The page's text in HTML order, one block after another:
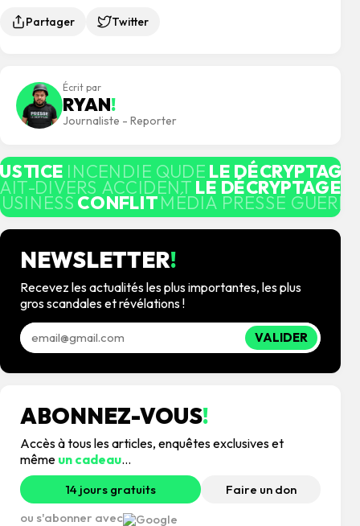
Partager Twitter
Écrit par
RYAN!
Journaliste - Reporter
INCENDIE QUDE LE DÉCRYPTAGE
DIVERS ACCIDENT LE DÉCRYPTAGE
CONFLIT MÉDIA PRESSE
NEWSLETTER!
Recevez les actualités les plus importantes, les plus
gros scandales et révélations !
VALIDER
ABONNEZ-VOUS!
Accès à tous les articles, enquêtes exclusives et
même un cadeau...
14 jours gratuits
Faire un don
ou s'abonner avec